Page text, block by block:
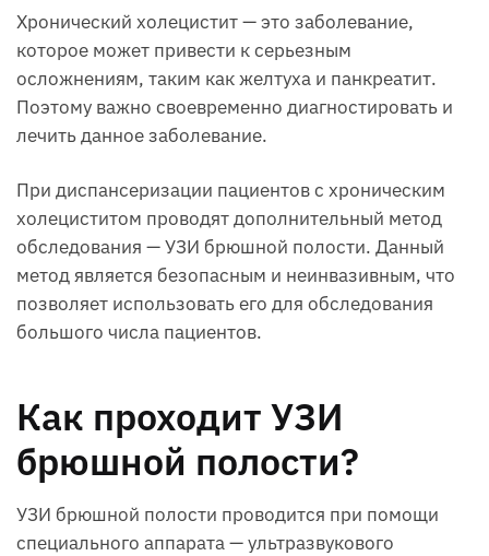
Хронический холецистит — это заболевание,
которое может привести к серьезным
осложнениям, таким как желтуха и панкреатит.
Поэтому важно своевременно диагностировать и
лечить данное заболевание.
При диспансеризации пациентов с хроническим
холециститом проводят дополнительный метод
обследования — УЗИ брюшной полости. Данный
метод является безопасным и неинвазивным, что
позволяет использовать его для обследования
большого числа пациентов.
Как проходит УЗИ
брюшной полости?
УЗИ брюшной полости проводится при помощи
специального аппарата — ультразвукового